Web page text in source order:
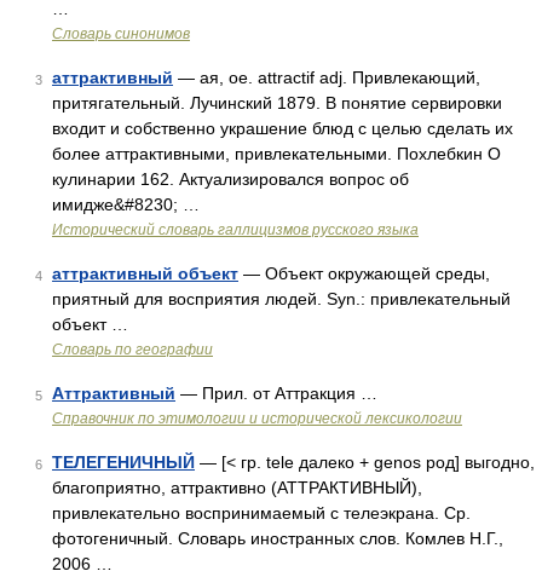
Словарь синонимов
3 аттрактивный — ая, ое. attractif adj. Привлекающий,
притягательный. Лучинский 1879. В понятие сервировки
входит и собственно украшение блюд с целью сделать их
более аттрактивными, привлекательными. Похлебкин О
кулинарии 162. Актуализировался вопрос об
имидже&#8230; …
Исторический словарь галлицизмов русского языка
4 аттрактивный объект — Объект окружающей среды,
приятный для восприятия людей. Syn.: привлекательный
объект …
Словарь по географии
5 Аттрактивный — Прил. от Аттракция …
Справочник по этимологии и исторической лексикологии
6 ТЕЛЕГЕНИЧНЫЙ — [< гр. tele далеко + genos род] выгодно,
благоприятно, аттрактивно (АТТРАКТИВНЫЙ),
привлекательно воспринимаемый с телеэкрана. Ср.
фотогеничный. Словарь иностранных слов. Комлев Н.Г.,
2006 …